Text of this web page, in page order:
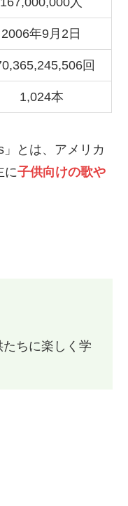
2006年9月2日
回
1,024本
」とは、アメリカ
に子供向けの歌や
ちに楽しく学